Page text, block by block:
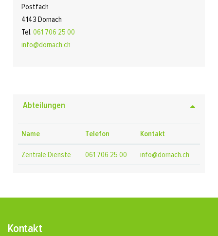
Postfach
4143 Dornach
Tel. 061 706 25 00
info@dornach.ch
Abteilungen
Name Telefon Kontakt
Zentrale Dienste 061 706 25 00 info@dornach.ch
Fusszeile
Kontakt